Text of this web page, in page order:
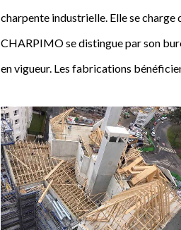
charpente industrielle. Elle se
CHARPIMO se distingue par son
en vigueur. Les fabrications